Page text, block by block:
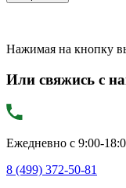
Нажимая на кнопку
Или свяжись с
Ежедневно с 9:00-
8 (499) 372-50-81